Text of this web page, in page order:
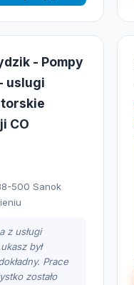
- Pompy
uslugi
CO
500 Sanok
z usługi
był
Prace
zostało